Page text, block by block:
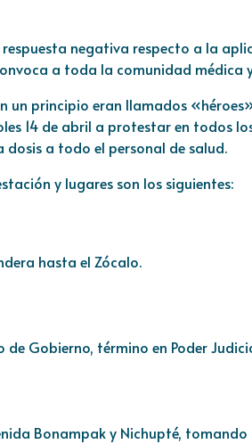
respuesta negativa respecto a la
a toda la comunidad médica
un principio eran llamados
14 de abril a protestar en todos
a todo el personal de salud.
y lugares son los siguientes:
hasta el Zócalo.
de Gobierno, término en Poder
Bonampak y Nichupté,